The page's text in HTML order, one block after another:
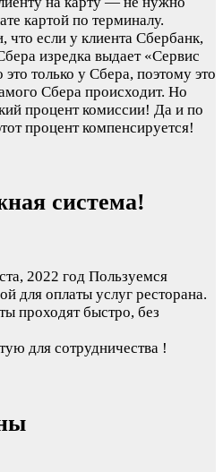
картой по терминалу.
если у клиента Сбербанк,
изредка выдает «Сервис
только у Сбера, поэтому это
Сбера происходит. Но
процент комиссии! Да и по
процент компенсируется!
система!
2022 год Пользуемся
для оплаты услуг ресторана.
проходят быстро, без
для сотрудничества !